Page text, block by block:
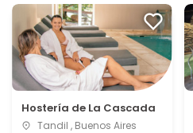
Hostería de La Cascada
Tandil , Buenos Aires